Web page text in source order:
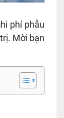
phí phẫu
Mời bạn